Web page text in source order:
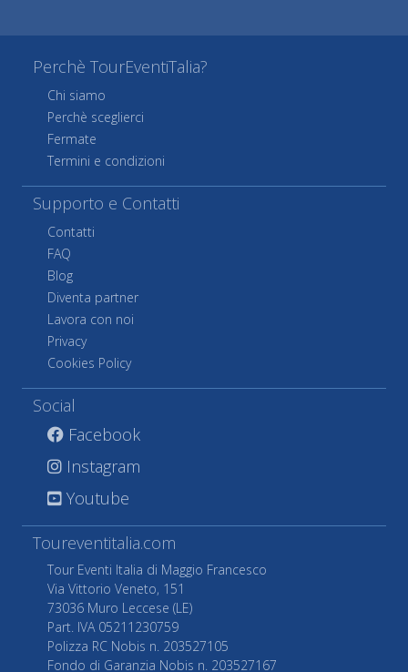
Perchè TourEventiTalia?
Chi siamo
Perchè sceglierci
Fermate
Termini e condizioni
Supporto e Contatti
Contatti
FAQ
Blog
Diventa partner
Lavora con noi
Privacy
Cookies Policy
Social
Facebook
Instagram
Youtube
Toureventitalia.com
Tour Eventi Italia di Maggio Francesco
Via Vittorio Veneto, 151
73036 Muro Leccese (LE)
Part. IVA 05211230759
Polizza RC Nobis n. 203527105
Fondo di Garanzia Nobis n. 203527167